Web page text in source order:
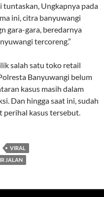
tuntaskan, Ungkapnya pada
ini, citra banyuwangi
gara-gara, beredarnya
tercoreng.”
salah satu toko retail
Banyuwangi belum
kasus masih dalam
Dan hingga saat ini, sudah
perihal kasus tersebut.
VIRAL
JALAN